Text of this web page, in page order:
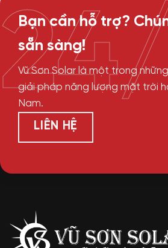
Bạn cần hỗ trợ?
sẵn sàng!
Vũ Sơn Solar là một trong
giải pháp năng lượng mặt trời
Nam.
LIÊN HỆ